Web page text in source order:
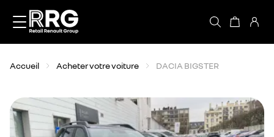
Accueil Acheter votre voiture DACIA BIGSTER